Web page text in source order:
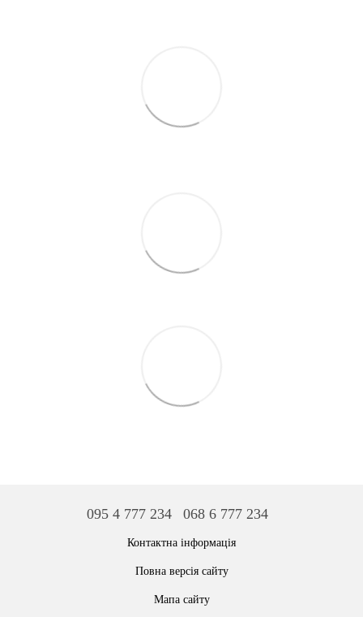
095 4 777 234 068 6 777 234
Контактна інформація
Повна версія сайту
Мапа сайту